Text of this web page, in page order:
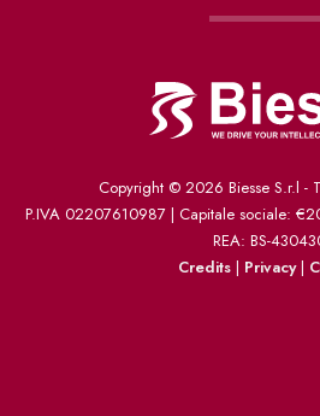
Copyright © 2026 Biesse S.r.l -
P.IVA 02207610987 | Capitale sociale:
REA: BS-
Credits | Privacy|